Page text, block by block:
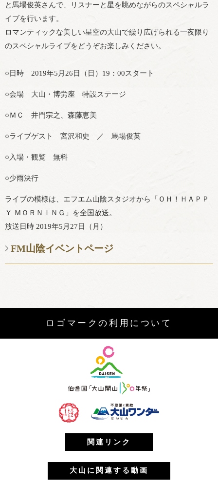
と馬場俊英さんで、リスナーと星を眺めながらのスペシャルラ
イブを行います。
ロマンティックな美しい星空の大山で繰り広げられる一夜限り
のスペシャルライブをどうぞお楽しみください。
○日時 2019年5月26日（日）19：00スタート
○会場 大山・博労座 特設ステージ
○ＭＣ 井門宗之、森藤恵美
○ライブゲスト 宮沢和史 ／ 馬場俊英
○入場・観覧 無料
○少雨決行
ライブの模様は、エフエム山陰スタジオから「ＯＨ！ＨＡＰＰ
Ｙ ＭＯＲＮＩＮＧ」を全国放送。
放送日時 2019年5月27日（月）
FM山陰イベントページ
ロゴマークの利用について
関連リンク
大山に関連する動画